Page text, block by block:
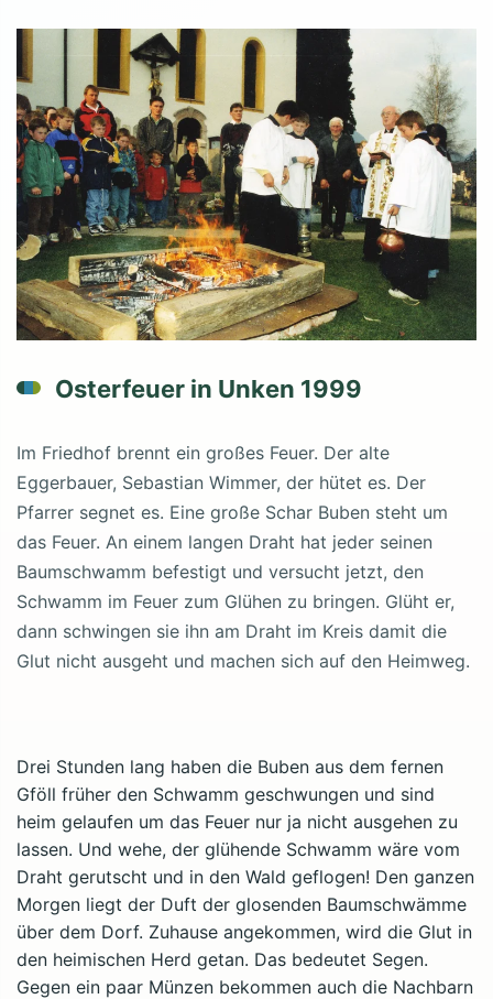
Osterfeuer in Unken 1999
Im Friedhof brennt ein großes Feuer. Der alte
Eggerbauer, Sebastian Wimmer, der hütet es. Der
Pfarrer segnet es. Eine große Schar Buben steht um
das Feuer. An einem langen Draht hat jeder seinen
Baumschwamm befestigt und versucht jetzt, den
Schwamm im Feuer zum Glühen zu bringen. Glüht er,
dann schwingen sie ihn am Draht im Kreis damit die
Glut nicht ausgeht und machen sich auf den Heimweg.
Drei Stunden lang haben die Buben aus dem fernen
Gföll früher den Schwamm geschwungen und sind
heim gelaufen um das Feuer nur ja nicht ausgehen zu
lassen. Und wehe, der glühende Schwamm wäre vom
Draht gerutscht und in den Wald geflogen! Den ganzen
Morgen liegt der Duft der glosenden Baumschwämme
über dem Dorf. Zuhause angekommen, wird die Glut in
den heimischen Herd getan. Das bedeutet Segen.
Gegen ein paar Münzen bekommen auch die Nachbarn